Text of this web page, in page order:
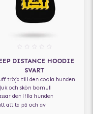
DISTANCE HOODIE
SVART
tröja till den coola hunden
och skön bomull
den lilla hunden
att ta på och av